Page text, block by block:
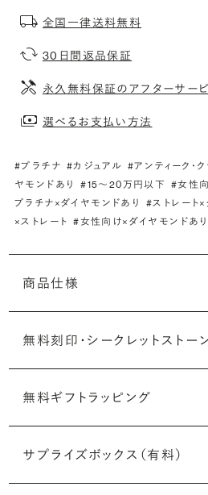
全国一律送料無料
30日間返品保証
永久無料保証のアフターサー
選べるお支払い方法
#プラチナ #カジュアル #アンティーク・
ヤモンドあり
#15〜20万円以下 #女性
プラチナ×ダイヤモンドあり
#ストレート
×ストレート #女性向け×ダイヤモンドあり
商品仕様
無料刻印・ シークレットストー
刻印メッセージ：半角英数字
ルなメッセージを無料で刻印する
けでなく購入後の刻印も、リン
無料ギフトラッピング
サプライズボックス（有料）